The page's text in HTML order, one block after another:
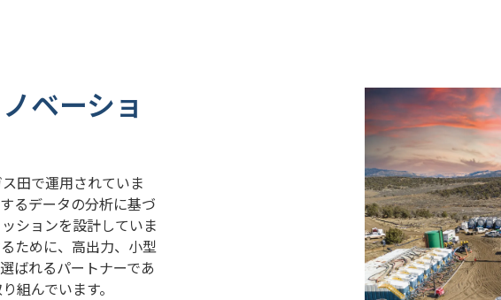
ベーショ
田で運用されていま
るデータの分析に基づ
ションを設計していま
ために、高出力、小型
ばれるパートナーであ
組んでいます。